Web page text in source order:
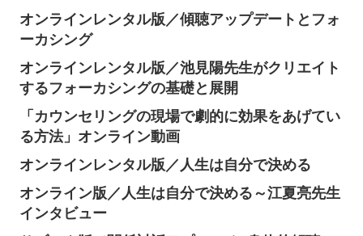
オンラインレンタル版／傾聴アップデートとフォ
ーカシング
オンラインレンタル版／池見陽先生がクリエイト
するフォーカシングの基礎と展開
「カウンセリングの現場で劇的に効果をあげてい
る方法」オンライン動画
オンラインレンタル版／人生は自分で決める
オンライン版／人生は自分で決める～江夏亮先生
インタビュー